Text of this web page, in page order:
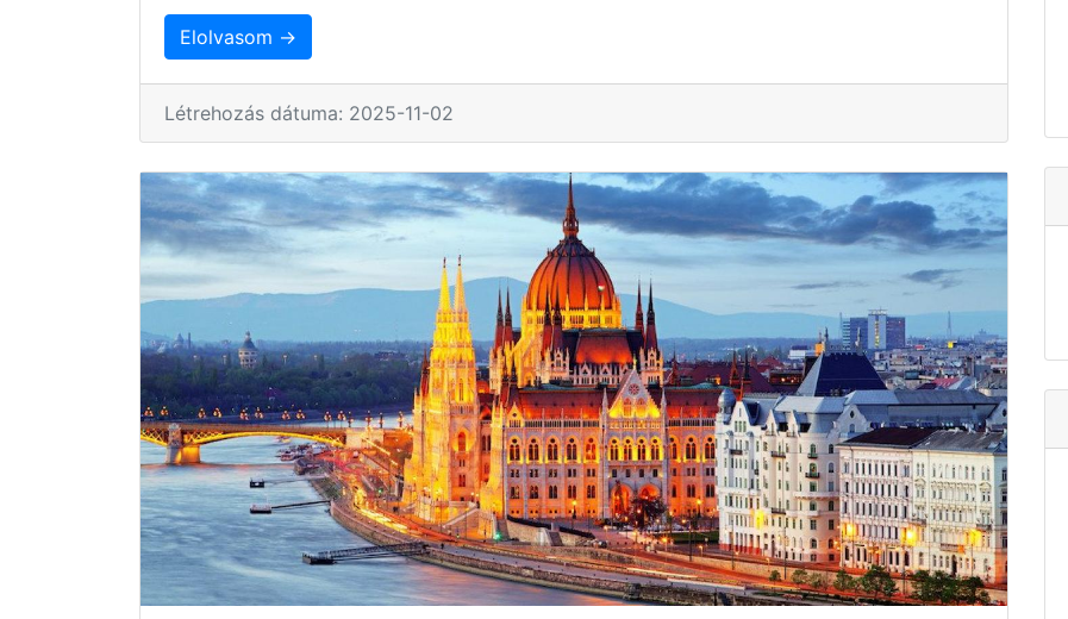
Elolvasom →
Létrehozás dátuma: 2025-11-02